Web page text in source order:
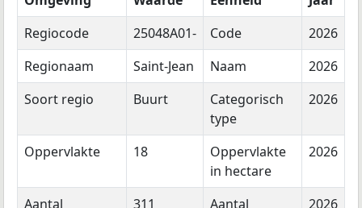
Regiocode
25048A01- Code
2026
Regionaam
Saint-Jean Naam
2026
Soort regio
Buurt
Categorisch
type
2026
Oppervlakte 18
Oppervlakte
in hectare
2026
Aantal 311 Aantal 2026